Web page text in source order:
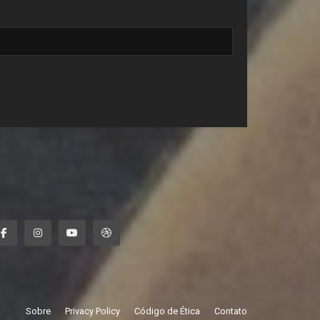
Sobre Privacy Policy Código de Ética Contato